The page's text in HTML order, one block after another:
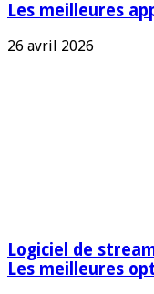
Les meilleures
26 avril 2026
Logiciel de
Les meilleures